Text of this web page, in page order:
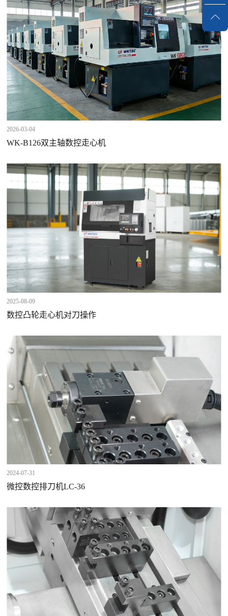
2026-03-04
WK-B126双主轴数控走心机
2025-08-09
数控凸轮走心机对刀操作
2024-07-31
微控数控排刀机LC-36